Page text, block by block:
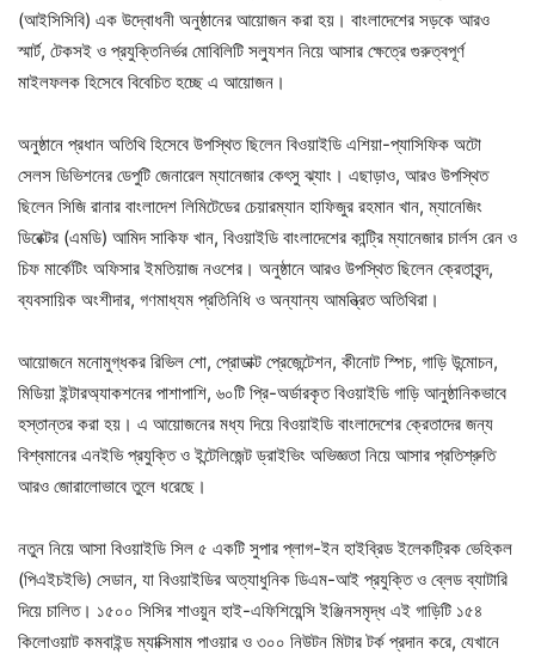
(আইসিসিবি) এক উদ্বোধনী অনুষ্ঠানের আয়োজন করা হয়। বাংলাদেশের সড়কে আরও
স্মার্ট, টেকসই ও প্রযুক্তিনির্ভর মোবিলিটি সল্যুশন নিয়ে আসার ক্ষেত্রে গুরুত্বপূর্ণ
মাইলফলক হিসেবে বিবেচিত হচ্ছে এ আয়োজন।
অনুষ্ঠানে প্রধান অতিথি হিসেবে উপস্থিত ছিলেন বিওয়াইডি এশিয়া-প্যাসিফিক অটো
সেলস ডিভিশনের ডেপুটি জেনারেল ম্যানেজার কেৎসু ঝ্যাং। এছাড়াও, আরও উপস্থিত
ছিলেন সিজি রানার বাংলাদেশ লিমিটেডের চেয়ারম্যান হাফিজুর রহমান খান, ম্যানেজিং
ডিরেক্টর (এমডি) আমিদ সাকিফ খান, বিওয়াইডি বাংলাদেশের কান্ট্রি ম্যানেজার চার্লস রেন ও
চিফ মার্কেটিং অফিসার ইমতিয়াজ নওশের। অনুষ্ঠানে আরও উপস্থিত ছিলেন ক্রেতাবৃন্দ,
ব্যবসায়িক অংশীদার, গণমাধ্যম প্রতিনিধি ও অন্যান্য আমন্ত্রিত অতিথিরা।
আয়োজনে মনোমুগ্ধকর রিভিল শো, প্রোডাক্ট প্রেজেন্টেশন, কীনোট স্পিচ, গাড়ি উন্মোচন,
মিডিয়া ইন্টারঅ্যাকশনের পাশাপাশি, ৬০টি প্রি-অর্ডারকৃত বিওয়াইডি গাড়ি আনুষ্ঠানিকভাবে
হস্তান্তর করা হয়। এ আয়োজনের মধ্য দিয়ে বিওয়াইডি বাংলাদেশের ক্রেতাদের জন্য
বিশ্বমানের এনইভি প্রযুক্তি ও ইন্টেলিজেন্ট ড্রাইভিং অভিজ্ঞতা নিয়ে আসার প্রতিশ্রুতি
আরও জোরালোভাবে তুলে ধরেছে।
নতুন নিয়ে আসা বিওয়াইডি সিল ৫ একটি সুপার প্লাগ-ইন হাইব্রিড ইলেকট্রিক ভেহিকল
(পিএইচইভি) সেডান, যা বিওয়াইডির অত্যাধুনিক ডিএম-আই প্রযুক্তি ও ব্লেড ব্যাটারি
দিয়ে চালিত। ১৫০০ সিসির শাওয়ুন হাই-এফিশিয়েন্সি ইঞ্জিনসমৃদ্ধ এই গাড়িটি ১৫৪
কিলোওয়াট কমবাইন্ড ম্যাক্সিমাম পাওয়ার ও ৩০০ নিউটন মিটার টর্ক প্রদান করে, যেখানে